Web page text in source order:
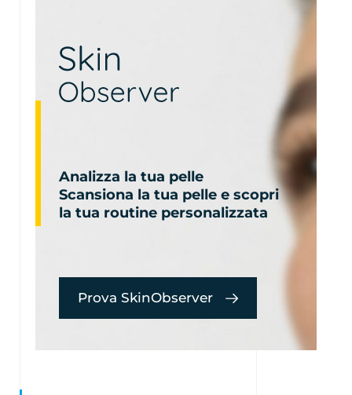
Analizza la tua pelle
Scansiona la tua pelle e scopri
la tua routine personalizzata
Prova SkinObserver